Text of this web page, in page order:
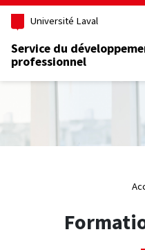
Aller au contenu principal
Université Laval
Service du
professionnel